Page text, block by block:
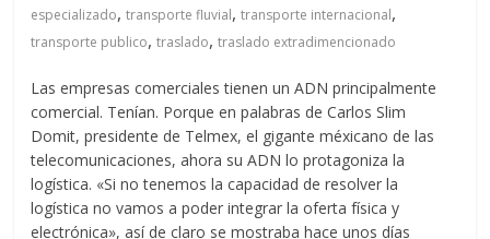
especializado,transporte fluvial,transporte internacional,
transporte publico,traslado,traslado extradimencionado
Las empresas comerciales tienen un ADN principalmente
comercial. Tenían. Porque en palabras de Carlos Slim
Domit, presidente de Telmex, el gigante méxicano de las
telecomunicaciones, ahora su ADN lo protagoniza la
logística. «Si no tenemos la capacidad de resolver la
logística no vamos a poder integrar la oferta física y
electrónica», así de claro se mostraba hace unos días